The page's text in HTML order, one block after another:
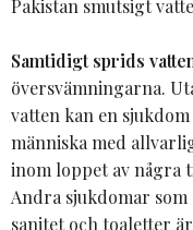
Pakistan smutsigt
Samtidigt sprids
översvämningarna.
vatten kan en
människa med
inom loppet av några
Andra sjukdomar
sanitet och toaletter